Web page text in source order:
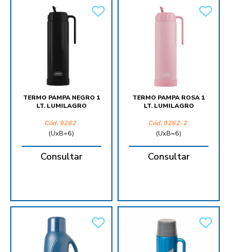
TERMO PAMPA NEGRO 1
LT. LUMILAGRO
Cód. 9262
(UxB=6)
Consultar
TERMO PAMPA ROSA 1
LT. LUMILAGRO
Cód. 9262-2
(UxB=6)
Consultar